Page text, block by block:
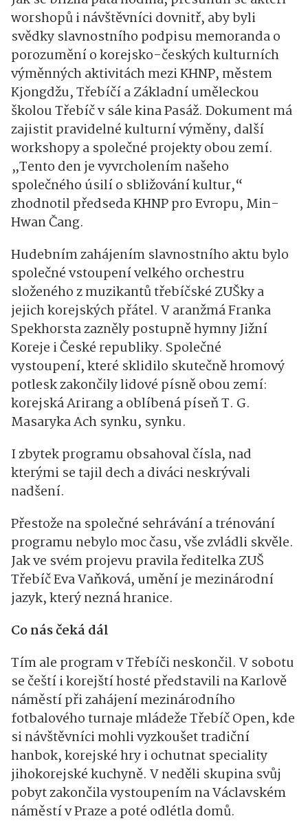
worshopů i návštěvníci dovnitř, aby byli
svědky slavnostního podpisu memoranda o
porozumění o korejsko-českých kulturních
výměnných aktivitách mezi KHNP, městem
Kjongdžu, Třebíčí a Základní uměleckou
školou Třebíč v sále kina Pasáž. Dokument má
zajistit pravidelné kulturní výměny, další
workshopy a společné projekty obou zemí.
„Tento den je vyvrcholením našeho
společného úsilí o sbližování kultur,“
zhodnotil předseda KHNP pro Evropu, Min-
Hwan Čang.
Hudebním zahájením slavnostního aktu bylo
společné vstoupení velkého orchestru
složeného z muzikantů třebíčské ZUŠky a
jejich korejských přátel. V aranžmá Franka
Spekhorsta zazněly postupně hymny Jižní
Koreje i České republiky. Společné
vystoupení, které sklidilo skutečně hromový
potlesk zakončily lidové písně obou zemí:
korejská Arirang a oblíbená píseň T. G.
Masaryka Ach synku, synku.
I zbytek programu obsahoval čísla, nad
kterými se tajil dech a diváci neskrývali
nadšení.
Přestože na společné sehrávání a trénování
programu nebylo moc času, vše zvládli skvěle.
Jak ve svém projevu pravila ředitelka ZUŠ
Třebíč Eva Vaňková, umění je mezinárodní
jazyk, který nezná hranice.
Co nás čeká dál
Tím ale program v Třebíči neskončil. V sobotu
se čeští i korejští hosté představili na Karlově
náměstí při zahájení mezinárodního
fotbalového turnaje mládeže Třebíč Open, kde
si návštěvníci mohli vyzkoušet tradiční
hanbok, korejské hry i ochutnat speciality
jihokorejské kuchyně. V neděli skupina svůj
pobyt zakončila vystoupením na Václavském
náměstí v Praze a poté odlétla domů.